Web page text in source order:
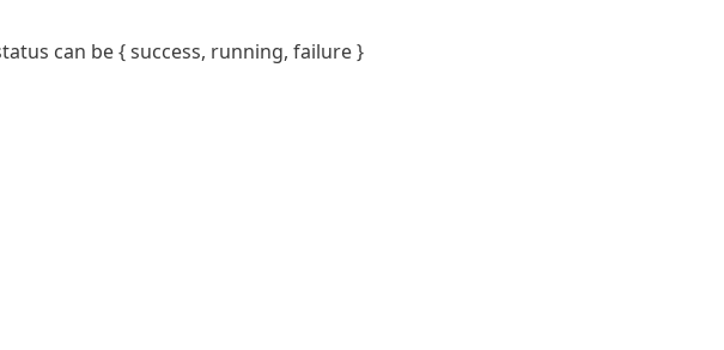
can be { success, running, failure }